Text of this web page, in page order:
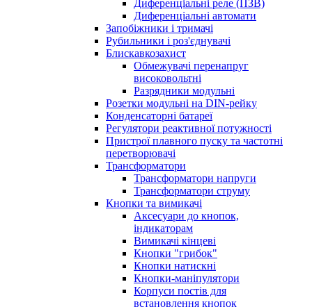
Диференціальні реле (ПЗВ)
Диференціальні автомати
Запобіжники і тримачі
Рубильники і роз'єднувачі
Блискавкозахист
Обмежувачі перенапруг
високовольтні
Разрядники модульні
Розетки модульні на DIN-рейку
Конденсаторні батареї
Регулятори реактивної потужності
Пристрої плавного пуску та частотні
перетворювачі
Трансформатори
Трансформатори напруги
Трансформатори струму
Кнопки та вимикачі
Аксесуари до кнопок,
індикаторам
Вимикачі кінцеві
Кнопки "грибок"
Кнопки натискні
Кнопки-маніпулятори
Корпуси постів для
встановлення кнопок